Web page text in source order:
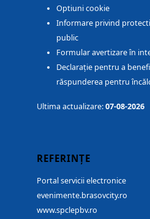
Optiuni cookie
Informare privind
public
Formular avertizare în
Declarație pentru a
răspunderea pentru
Ultima actualizare:07-08-2026
REFERINȚE
Portal servicii electronice
evenimente.brasovcity.ro
www.spclepbv.ro